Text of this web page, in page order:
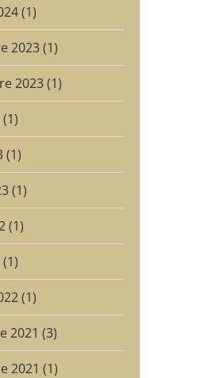
(1)
2023 (1)
2023 (1)
(1)
(1)
(1)
(1)
2021 (3)
2021 (1)